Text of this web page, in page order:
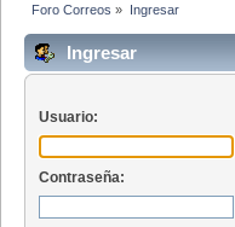
Foro Correos » Ingresar
Ingresar
Usuario:
Contraseña: